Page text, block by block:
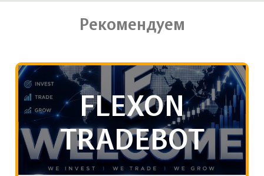
Рекомендуем
FLEXON
TRADEBOT